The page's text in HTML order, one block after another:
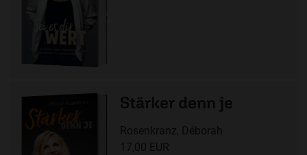
Stärker denn je
Rosenkranz, Déborah
17,00 EUR